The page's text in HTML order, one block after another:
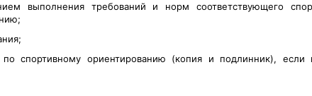
выполнения требований и норм соответствующего
спортивному ориентированию (копия и подлинник), если